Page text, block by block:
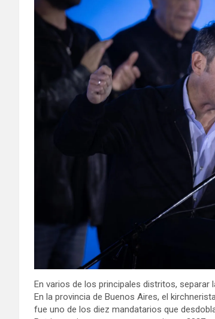
En varios de los principales distritos, separar
En la provincia de Buenos Aires, el kirchnerista
fue uno de los diez mandatarios que